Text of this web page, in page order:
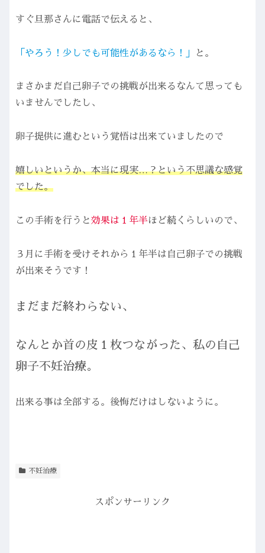
すぐ旦那さんに電話で伝えると、
「やろう！少しでも可能性があるなら！」 と。
まさかまだ自己卵子での挑戦が出来るなんて思っても
いませんでしたし、
卵子提供に進むという覚悟は出来ていましたので
嬉しいというか、本当に現実…？という不思議な感覚
でした。
この手術を行うと効果は１年半ほど続くらしいので、
３月に手術を受けそれから１年半は自己卵子での挑戦
が出来そうです！
まだまだ終わらない、
なんとか首の皮１枚つながった、私の自己
卵子不妊治療。
出来る事は全部する。後悔だけはしないように。
不妊治療
スポンサーリンク